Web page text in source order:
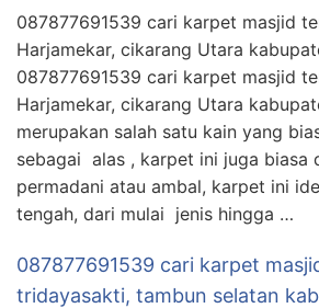
087877691539 cari karpet masjid
Harjamekar, cikarang Utara
087877691539 cari karpet masjid
Harjamekar, cikarang Utara
merupakan salah satu kain yang
sebagai alas , karpet ini juga biasa
permadani atau ambal, karpet ini
tengah, dari mulai jenis hingga …
087877691539 cari karpet
tridayasakti, tambun selatan